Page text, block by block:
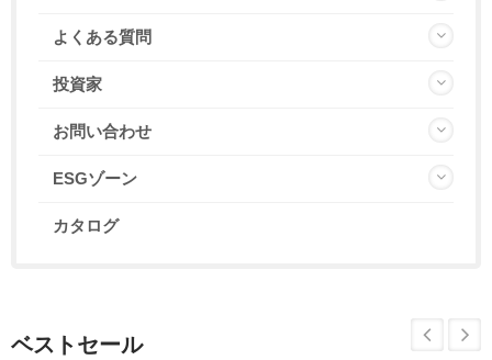
よくある質問
投資家
お問い合わせ
ESGゾーン
カタログ
ベストセール